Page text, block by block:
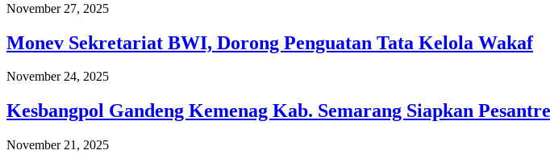
November 27, 2025
Monev Sekretariat BWI, Dorong Penguatan Tata Kelola Wakaf
November 24, 2025
Kesbangpol Gandeng Kemenag Kab. Semarang Siapkan
November 21, 2025